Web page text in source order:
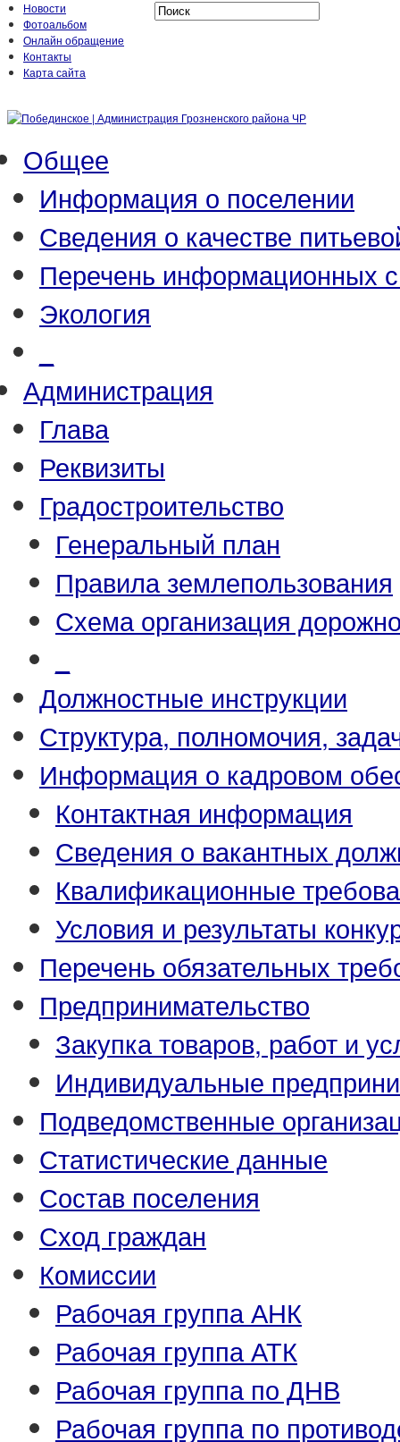
Новости
Фотоальбом
Онлайн обращение
Контакты
Карта сайта
Общее
Информация о поселении
Сведения о качестве
Перечень информационных
Экология
Администрация
Глава
Реквизиты
Градостроительство
Генеральный план
Правила землепользования
Схема организация
Должностные инструкции
Структура, полномочия,
Информация о кадровом
Контактная информация
Сведения о вакантных
Квалификационные
Условия и результаты
Перечень обязательных
Предпринимательство
Закупка товаров, работ и
Индивидуальные
Подведомственные
Статистические данные
Состав поселения
Сход граждан
Комиссии
Рабочая группа АНК
Рабочая группа АТК
Рабочая группа по ДНВ
Рабочая группа по